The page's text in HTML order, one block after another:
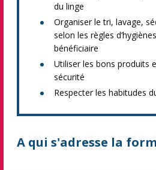
du linge
Organiser le tri, lavage,
selon les règles
bénéficiaire
Utiliser les bons produits
sécurité
Respecter les habitudes
A qui s'adresse la